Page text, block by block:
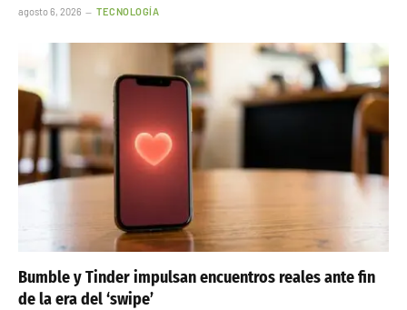
agosto 6, 2026 TECNOLOGÍA
Bumble y Tinder impulsan encuentros reales ante fin
de la era del ‘swipe’